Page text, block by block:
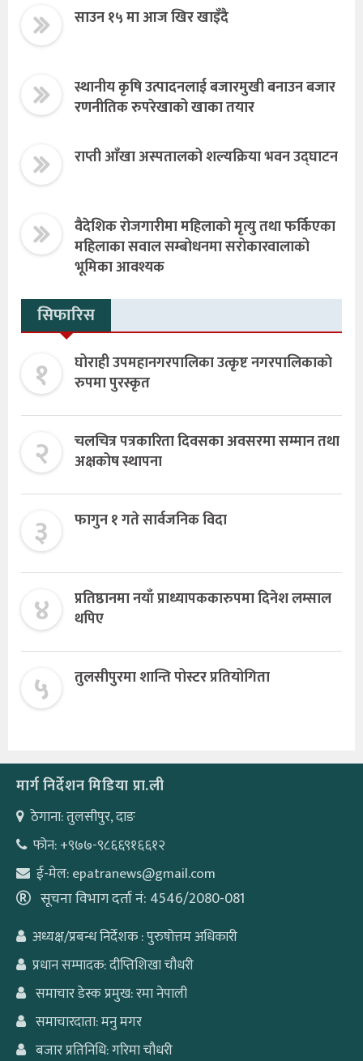
साउन १५ मा आज खिर खाइँदै
स्थानीय कृषि उत्पादनलाई बजारमुखी बनाउन बजार
रणनीतिक रुपरेखाको खाका तयार
राप्ती आँखा अस्पतालको शल्यक्रिया भवन उद्घाटन
वैदेशिक रोजगारीमा महिलाको मृत्यु तथा फर्किएका
महिलाका सवाल सम्बोधनमा सरोकारवालाको
भूमिका आवश्यक
सिफारिस
१
घोराही उपमहानगरपालिका उत्कृष्ट नगरपालिकाकाे
रुपमा पुरस्कृत
२
चलचित्र पत्रकारिता दिवसका अवसरमा सम्मान तथा
अक्षकोष स्थापना
३ फागुन १ गते सार्वजनिक विदा
४
प्रतिष्ठानमा नयाँ प्राध्यापककारुपमा दिनेश लम्साल
थपिए
५ तुलसीपुरमा शान्ति पोस्टर प्रतियोगिता
मार्ग निर्देशन मिडिया प्रा.ली
ठेगाना: तुलसीपुर, दाङ
फोन: +९७७-९८६६९१६६१२
ई-मेल: epatranews@gmail.com
सूचना विभाग दर्ता नं: 4546/2080-081
अध्यक्ष/प्रबन्ध निर्देशक : पुरुषोत्तम अधिकारी
प्रधान सम्पादक: दीप्तिशिखा चौधरी
समाचार डेस्क प्रमुख: रमा नेपाली
समाचारदाता: मनु मगर
बजार प्रतिनिधि: गरिमा चौधरी